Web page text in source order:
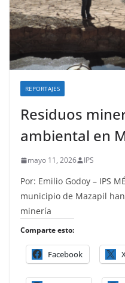
REPORTAJES
Residuos
ambiental en
mayo 11, 2026 IPS
Por: Emilio Godoy – IPS
municipio de Mazapil
minería
Comparte esto:
Facebook